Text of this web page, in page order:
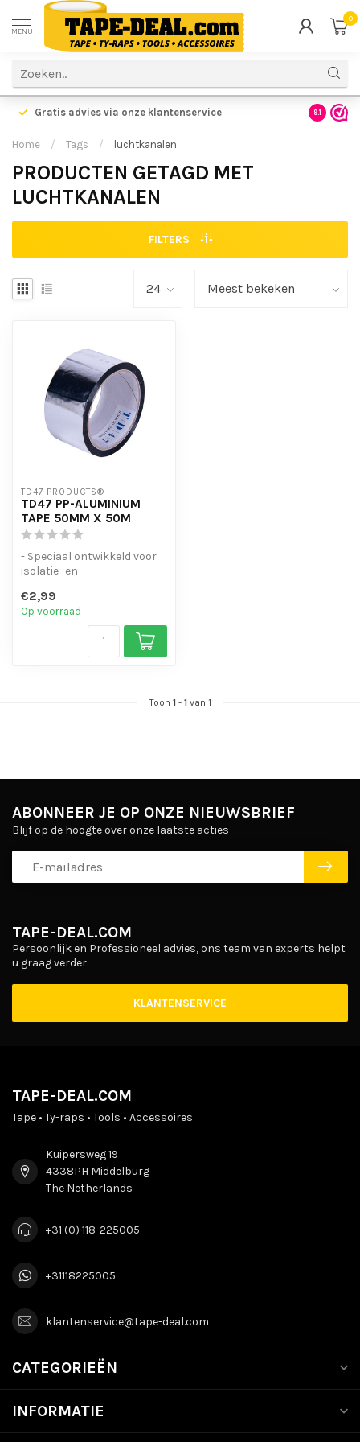
MENU
0
Gratis advies via onze klantenservice 9.1
Home / Tags / luchtkanalen
PRODUCTEN GETAGD MET
LUCHTKANALEN
FILTERS
TD47 PRODUCTS®
TD47 PP-ALUMINIUM
TAPE 50MM X 50M
- Speciaal ontwikkeld voor
isolatie- en
- Hoge flexibi...
€2,99
Op voorraad
Toon 1- 1van 1
TAPE-DEAL.COM
Persoonlijk en Professioneel advies, ons team van experts helpt
u graag verder.
KLANTENSERVICE
ABONNEER JE OP ONZE NIEUWSBRIEF
Blijf op de hoogte over onze laatste acties
TAPE-DEAL.COM
Tape • Ty-raps • Tools • Accessoires
Kuipersweg 19
4338PH Middelburg
The Netherlands
+31 (0) 118-225005
+31118225005
klantenservice@tape-deal.com
CATEGORIEËN
INFORMATIE